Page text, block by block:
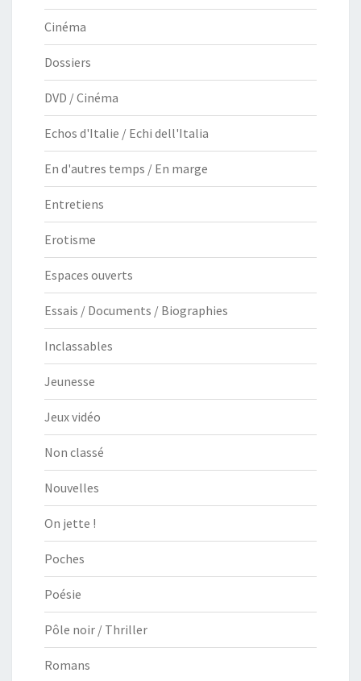
Cinéma
Dossiers
DVD / Cinéma
Echos d'Italie / Echi dell'Italia
En d'autres temps / En marge
Entretiens
Erotisme
Espaces ouverts
Essais / Documents / Biographies
Inclassables
Jeunesse
Jeux vidéo
Non classé
Nouvelles
On jette !
Poches
Poésie
Pôle noir / Thriller
Romans